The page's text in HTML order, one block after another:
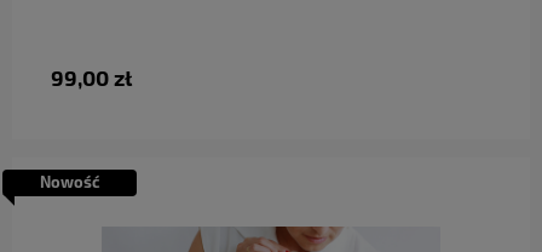
99,00 zł
Nowość